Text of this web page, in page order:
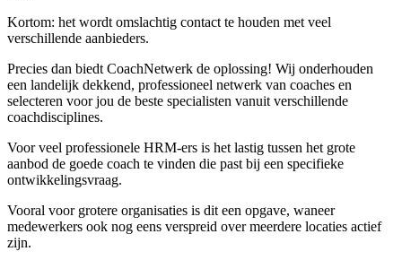
Kortom: het wordt omslachtig contact te houden met veel
verschillende aanbieders.
Precies dan biedt CoachNetwerk de oplossing! Wij onderhouden
een landelijk dekkend, professioneel netwerk van coaches en
selecteren voor jou de beste specialisten vanuit verschillende
coachdisciplines.
Voor veel professionele HRM-ers is het lastig tussen het grote
aanbod de goede coach te vinden die past bij een specifieke
ontwikkelingsvraag.
Vooral voor grotere organisaties is dit een opgave, waneer
medewerkers ook nog eens verspreid over meerdere locaties actief
zijn.